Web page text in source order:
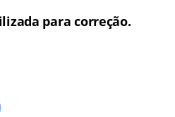
para correção.